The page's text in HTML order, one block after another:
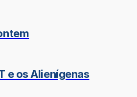
e os Alienígenas